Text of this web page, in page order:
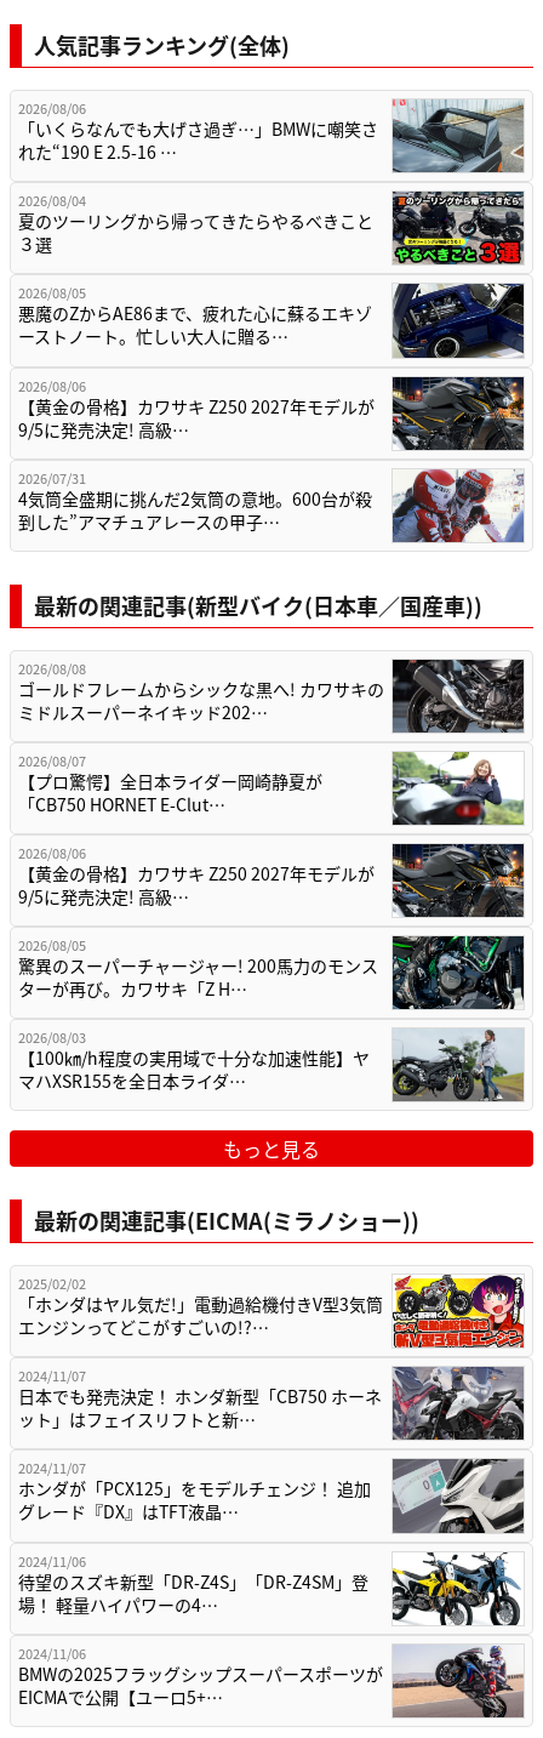
人気記事ランキング(全体)
2026/08/06
「いくらなんでも大げさ過ぎ…」BMWに嘲笑さ
れた“190 E 2.5-16 …
2026/08/04
夏のツーリングから帰ってきたらやるべきこと
３選
2026/08/05
悪魔のZからAE86まで、疲れた心に蘇るエキゾ
ーストノート。忙しい大人に贈る…
2026/08/06
【黄金の骨格】カワサキ Z250 2027年モデルが
9/5に発売決定! 高級…
2026/07/31
4気筒全盛期に挑んだ2気筒の意地。600台が殺
到した”アマチュアレースの甲子…
最新の関連記事(新型バイク(日本車／国産車))
2026/08/08
ゴールドフレームからシックな黒へ! カワサキの
ミドルスーパーネイキッド202…
2026/08/07
【プロ驚愕】全日本ライダー岡崎静夏が
「CB750 HORNET E-Clut…
2026/08/06
【黄金の骨格】カワサキ Z250 2027年モデルが
9/5に発売決定! 高級…
2026/08/05
驚異のスーパーチャージャー! 200馬力のモンス
ターが再び。カワサキ「Z H…
2026/08/03
【100㎞/h程度の実用域で十分な加速性能】ヤ
マハXSR155を全日本ライダ…
もっと見る
最新の関連記事(EICMA(ミラノショー))
2025/02/02
「ホンダはヤル気だ!」電動過給機付きV型3気筒
エンジンってどこがすごいの!?…
2024/11/07
日本でも発売決定！ ホンダ新型「CB750 ホーネ
ット」はフェイスリフトと新…
2024/11/07
ホンダが「PCX125」をモデルチェンジ！ 追加
グレード『DX』はTFT液晶…
2024/11/06
待望のスズキ新型「DR-Z4S」「DR-Z4SM」登
場！ 軽量ハイパワーの4…
2024/11/06
BMWの2025フラッグシップスーパースポーツが
EICMAで公開【ユーロ5+…